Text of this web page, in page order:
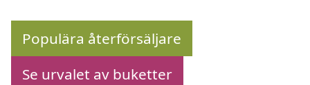
Populära återförsäljare
Se urvalet av buketter